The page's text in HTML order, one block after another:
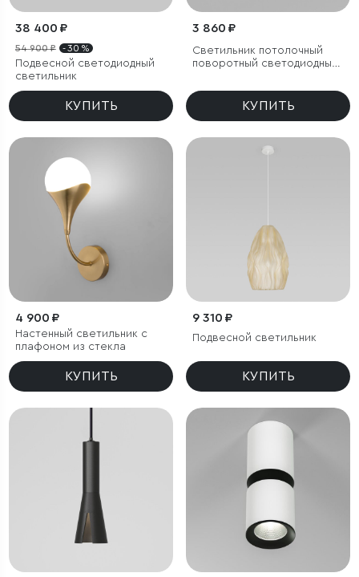
38 400 ₽
54 900 ₽ - 30 %
Подвесной светодиодный
светильник
КУПИТЬ
3 860 ₽
Светильник потолочный
поворотный светодиодный
КУПИТЬ
4 900 ₽
Настенный светильник с
плафоном из стекла
КУПИТЬ
9 310 ₽
Подвесной светильник
КУПИТЬ